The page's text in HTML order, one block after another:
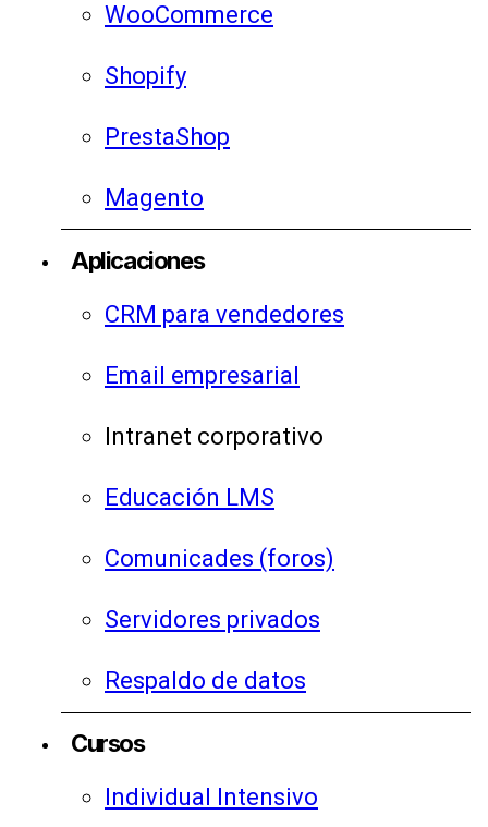
WooCommerce
Shopify
PrestaShop
Magento
Aplicaciones
CRM para vendedores
Email empresarial
Intranet corporativo
Educación LMS
Comunicades (foros)
Servidores privados
Respaldo de datos
Cursos
Individual Intensivo